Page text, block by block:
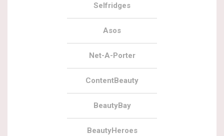
Selfridges
Asos
Net-A-Porter
ContentBeauty
BeautyBay
BeautyHeroes